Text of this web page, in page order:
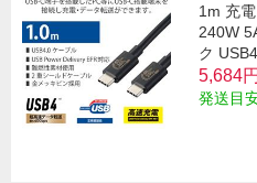
1m 充
240W
ク
5,684円
発送目